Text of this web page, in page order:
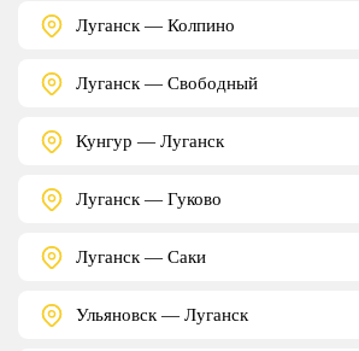
Луганск — Колпино
Луганск — Свободный
Кунгур — Луганск
Луганск — Гуково
Луганск — Саки
Ульяновск — Луганск